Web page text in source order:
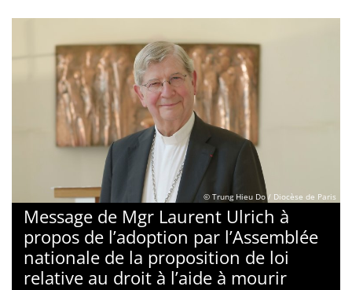
© Trung Hieu Do / Diocèse de Paris
Message de Mgr Laurent Ulrich à
propos de l’adoption par l’Assemblée
nationale de la proposition de loi
relative au droit à l’aide à mourir